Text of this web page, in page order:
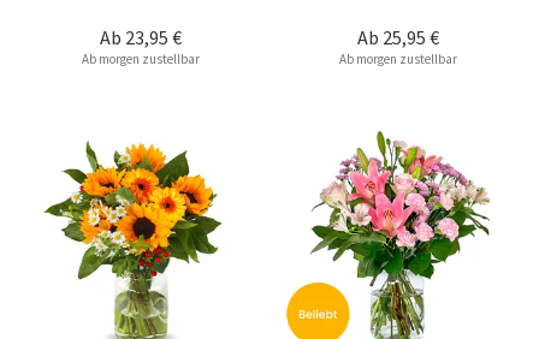
Ab 23,95 €
Ab morgen zustellbar
Ab 25,95 €
Ab morgen zustellbar